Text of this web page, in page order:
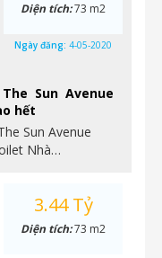
Sun Avenue
hết
Sun Avenue
Nhà…
Diện tích:73 m2
Ngày đăng: 4-05-2020
3.44 Tỷ
Diện tích:73 m2